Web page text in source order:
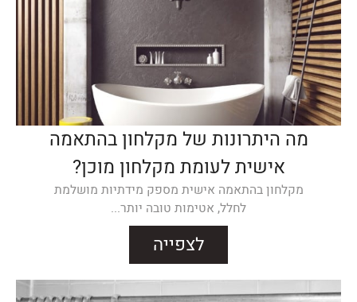
מה היתרונות של מקלחון בהתאמה
אישית לעומת מקלחון מוכן?
מקלחון בהתאמה אישית מספק מידתיות מושלמת
לחלל, אטימות טובה יותר...
לצפייה